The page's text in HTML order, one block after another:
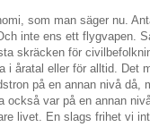
som man säger nu.
inte ens ett flygvapen.
skräcken för
i åratal eller för alltid. Det
på en annan nivå då,
också var på en annan
livet. En slags frihet vi